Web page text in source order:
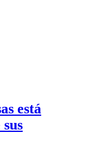
está